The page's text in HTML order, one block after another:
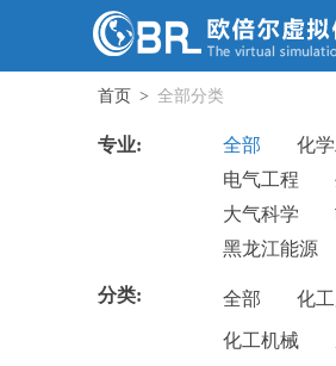
首页 > 全部分类
专业: 全部 化
电气工程
大气科学
黑龙江能源
分类: 全部 化
化工机械